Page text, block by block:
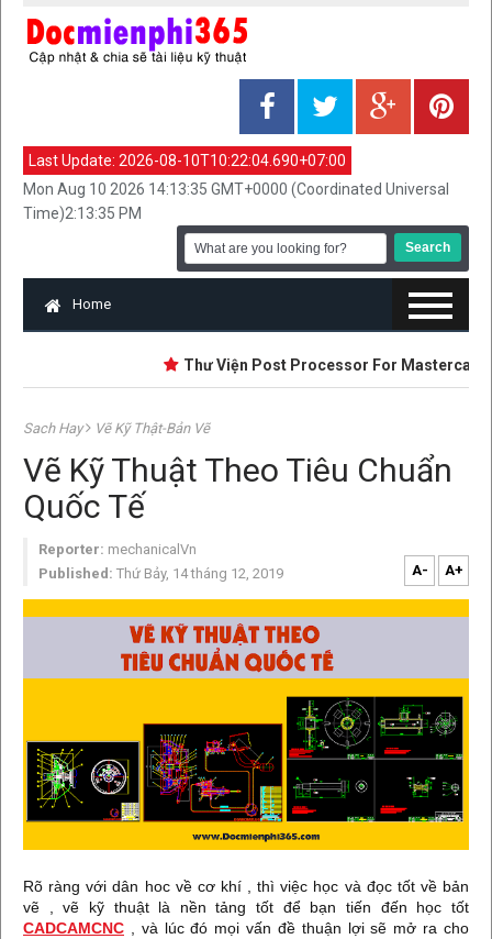
Last Update: 2026-08-10T10:22:04.690+07:00
Mon Aug 10 2026 14:13:35 GMT+0000 (Coordinated Universal
Time)2:13:35 PM
Home
Thư Viện Post Processor For Mastercam
Sach Hay Vẽ Kỹ Thật-Bản Vẽ
Vẽ Kỹ Thuật Theo Tiêu Chuẩn
Quốc Tế
Reporter: mechanicalVn
Published: Thứ Bảy, 14 tháng 12, 2019 A- A+
Rõ ràng với dân hoc về cơ khí , thì việc học và đọc tốt về bản
vẽ , vẽ kỹ thuật là nền tảng tốt để bạn tiến đến học tốt
CADCAMCNC , và lúc đó mọi vấn đề thuận lợi sẽ mở ra cho